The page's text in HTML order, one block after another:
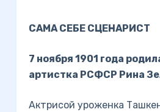
САМА СЕБЕ СЦЕНАРИСТ
7 ноября 1901 года
артистка РСФСР Рина
Актрисой уроженка